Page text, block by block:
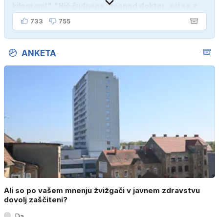
kilogram!" "Nič čudnega, gospod doktor, saj se z
ženo poznava šele tri mesece."
733 755
ANKETA
Ali so po vašem mnenju žvižgači v javnem zdravstvu
dovolj zaščiteni?